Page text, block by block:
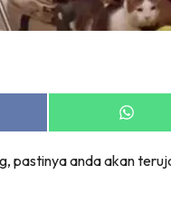
Share
on
pastinya anda akan